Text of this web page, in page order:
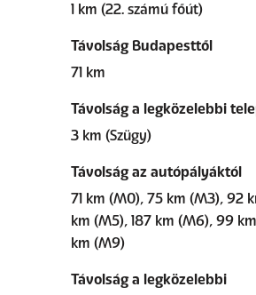
1 km (22. számú főút)
Távolság Budapesttől
71 km
Távolság a legközelebbi
3 km (Szügy)
Távolság az autópályáktól
71 km (M0), 75 km (M3), 92
km (M5), 187 km (M6), 99
km (M9)
Távolság a legközelebbi